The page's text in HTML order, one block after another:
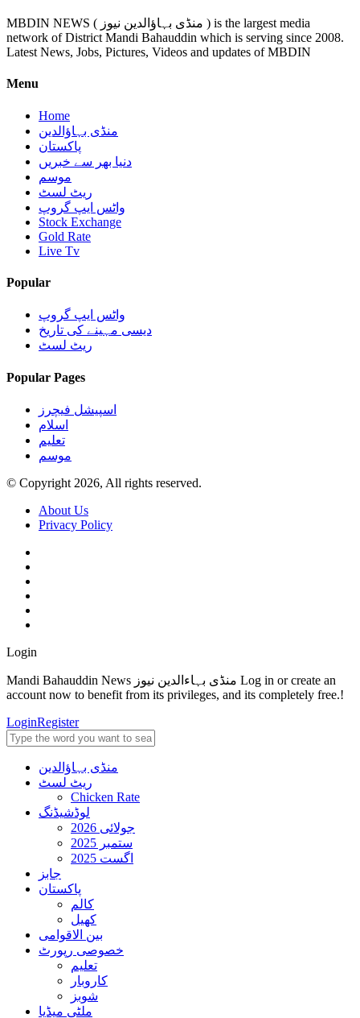
MBDIN NEWS ( منڈی بہاؤالدین نیوز ) is the largest media
network of District Mandi Bahauddin which is serving since 2008.
Latest News, Jobs, Pictures, Videos and updates of MBDIN
Menu
Home
منڈی بہاؤالدین
پاکستان
دنیا بھر سے خبریں
موسم
ریٹ لسٹ
واٹس ایپ گروپ
Stock Exchange
Gold Rate
Live Tv
Popular
واٹس ایپ گروپ
دیسی مہینے کی تاریخ
ریٹ لسٹ
Popular Pages
اسپیشل فیچرز
اسلام
تعلیم
موسم
© Copyright 2026, All rights reserved.
About Us
Privacy Policy
Login
Mandi Bahauddin News منڈی بہاءالدین نیوز Log in or create an
account now to benefit from its privileges, and its completely free.!
LoginRegister
منڈی بہاؤالدین
ریٹ لسٹ
Chicken Rate
لوڈشیڈنگ
جولائی 2026
ستمبر 2025
اگست 2025
جابز
پاکستان
کالم
کھیل
بین الاقوامی
خصوصی رپورٹ
تعلیم
کاروبار
شوبز
ملٹی میڈیا